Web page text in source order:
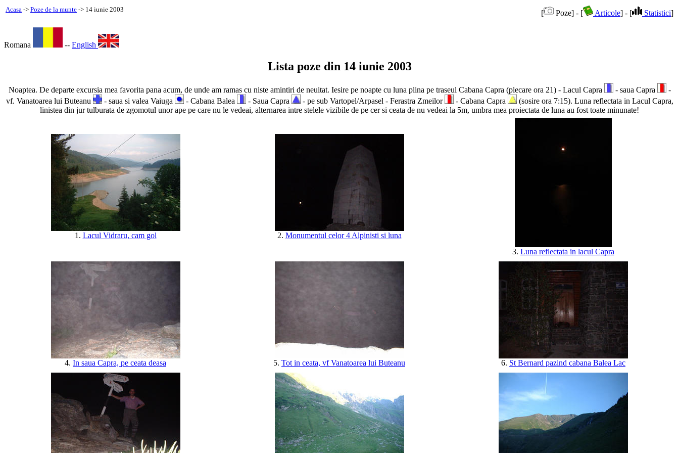
Acasa -> Poze de la munte -> 14 iunie 2003 [ Poze] - [ Articole] - [ Statistici]
Romana -- English
Lista poze din 14 iunie 2003
Noaptea. De departe excursia mea favorita pana acum, de unde am ramas cu niste amintiri de neuitat. Iesire pe noapte cu luna plina pe traseul Cabana Capra (plecare ora 21) - Lacul Capra - saua Capra
-
vf. Vanatoarea lui Buteanu
- saua si valea Vaiuga - Cabana Balea - Saua Capra - pe sub Vartopel/Arpasel - Ferastra Zmeilor - Cabana Capra
(sosire ora 7:15). Luna reflectata in Lacul Capra,
linistea din jur tulburata de zgomotul unor ape pe care nu le vedeai, alternarea intre stelele vizibile de pe cer si ceata de nu vedeai la 5m, umbra mea proiectata de luna au fost toate minunate!
1. Lacul Vidraru, cam gol 2. Monumentul celor 4 Alpinisti si luna
3. Luna reflectata in lacul Capra
4. In saua Capra, pe ceata deasa 5. Tot in ceata, vf Vanatoarea lui Buteanu 6. St Bernard pazind cabana Balea Lac